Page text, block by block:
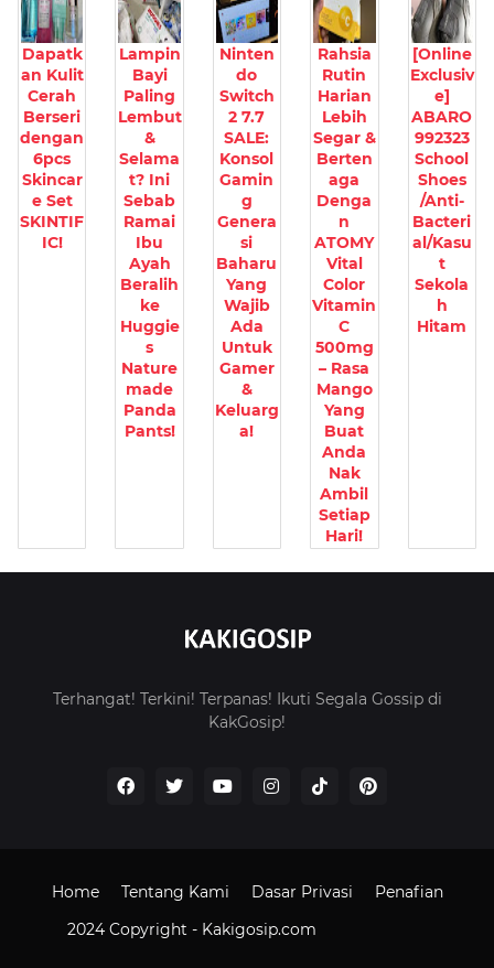
Dapatk
an Kulit
Cerah
Berseri
dengan
6pcs
Skincar
e Set
SKINTIF
IC!
Lampin
Bayi
Paling
Lembut
&
Selama
t? Ini
Sebab
Ramai
Ibu
Ayah
Beralih
ke
Huggie
s
Nature
made
Panda
Pants!
Ninten
do
Switch
2 7.7
SALE:
Konsol
Gamin
g
Genera
si
Baharu
Yang
Wajib
Ada
Untuk
Gamer
&
Keluarg
a!
Rahsia
Rutin
Harian
Lebih
Segar &
Berten
aga
Denga
n
ATOMY
Vital
Color
Vitamin
C
500mg
– Rasa
Mango
Yang
Buat
Anda
Nak
Ambil
Setiap
Hari!
[Online
Exclusiv
e]
ABARO
992323
School
Shoes
/Anti-
Bacteri
al/Kasu
t
Sekola
h
Hitam
Terhangat! Terkini! Terpanas! Ikuti Segala Gossip di
KakGosip!
2024 Copyright - Kakigosip.com
Home Tentang Kami Dasar Privasi Penafian